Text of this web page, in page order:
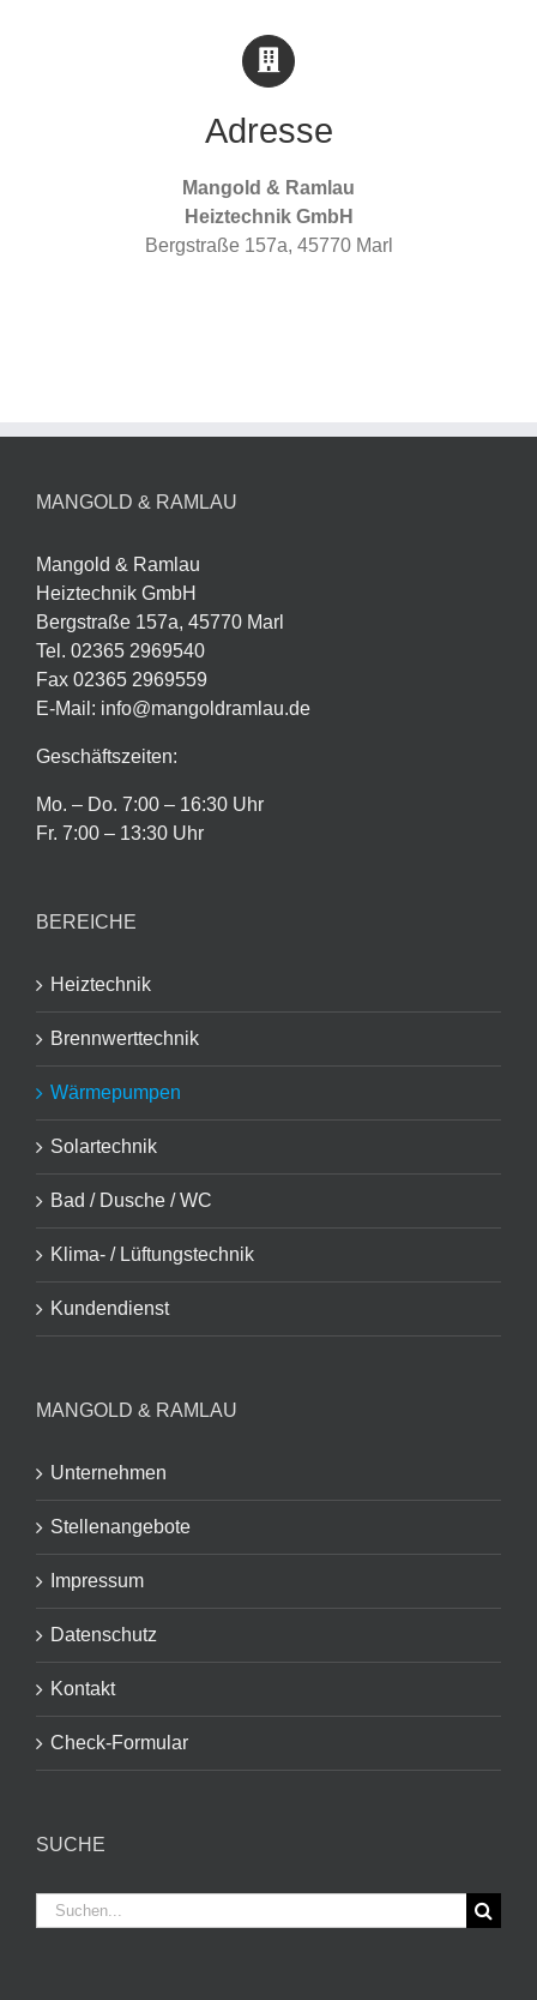
Adresse
Mangold & Ramlau
Heiztechnik GmbH
Bergstraße 157a, 45770 Marl
MANGOLD & RAMLAU
Mangold & Ramlau
Heiztechnik GmbH
Bergstraße 157a, 45770 Marl
Tel. 02365 2969540
Fax 02365 2969559
E-Mail: info@mangoldramlau.de
Geschäftszeiten:
Mo. – Do. 7:00 – 16:30 Uhr
Fr. 7:00 – 13:30 Uhr
BEREICHE
Heiztechnik
Brennwerttechnik
Wärmepumpen
Solartechnik
Bad / Dusche / WC
Klima- / Lüftungstechnik
Kundendienst
MANGOLD & RAMLAU
Unternehmen
Stellenangebote
Impressum
Datenschutz
Kontakt
Check-Formular
SUCHE
Suche